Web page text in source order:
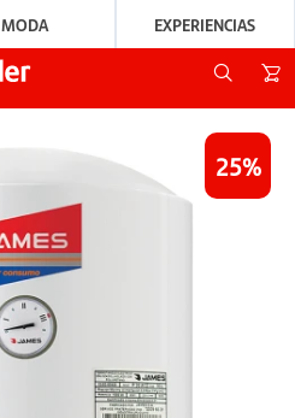
MODA EXPERIENCIAS
25